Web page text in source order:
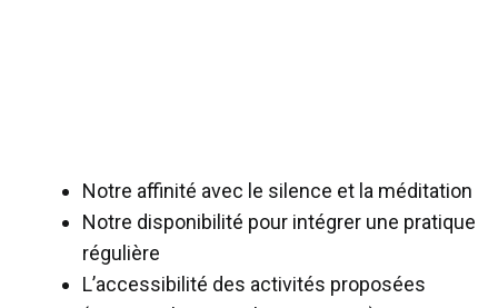
Notre affinité avec le silence et la méditation
Notre disponibilité pour intégrer une pratique
régulière
L’accessibilité des activités proposées